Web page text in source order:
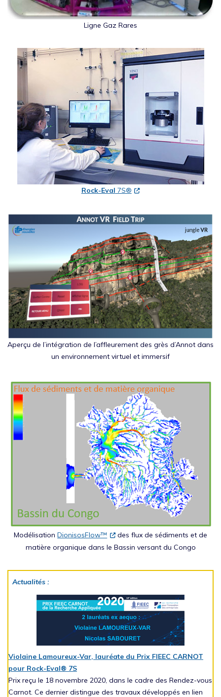
Ligne Gaz Rares
Rock-Eval 7S®
Aperçu de l’intégration de l’affleurement des grès d’Annot dans
un environnement virtuel et immersif
ModélisationDionisosFlow™
des flux de sédiments et de
matière organique dans le Bassin versant du Congo
Actualités :
Violaine Lamoureux-Var, lauréate du Prix FIEEC CARNOT
pour Rock-Eval® 7S
Prix reçu le 18 novembre 2020, dans le cadre des Rendez-vous
Carnot. Ce dernier distingue des travaux développés en lien